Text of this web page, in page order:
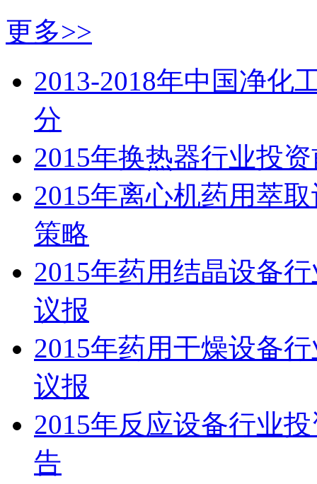
更多>>
2013-2018年中国净化
分
2015年换热器行业投
2015年离心机药用萃
策略
2015年药用结晶设备
议报
2015年药用干燥设备
议报
2015年反应设备行业
告